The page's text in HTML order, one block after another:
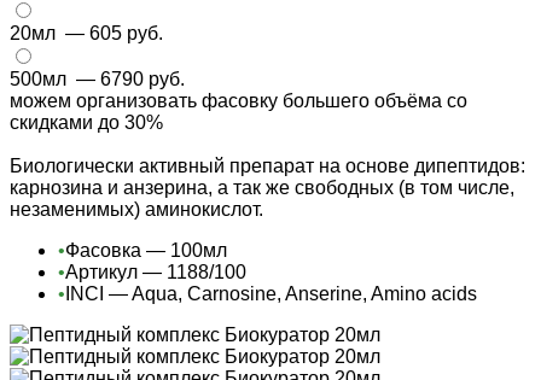
20мл — 605 руб.
500мл — 6790 руб.
можем организовать фасовку большего объёма со
скидками до 30%
Биологически активный препарат на основе дипептидов:
карнозина и анзерина, а так же свободных (в том числе,
незаменимых) аминокислот.
•Фасовка — 100мл
•Артикул — 1188/100
• INCI — Aqua, Carnosine, Anserine, Amino acids